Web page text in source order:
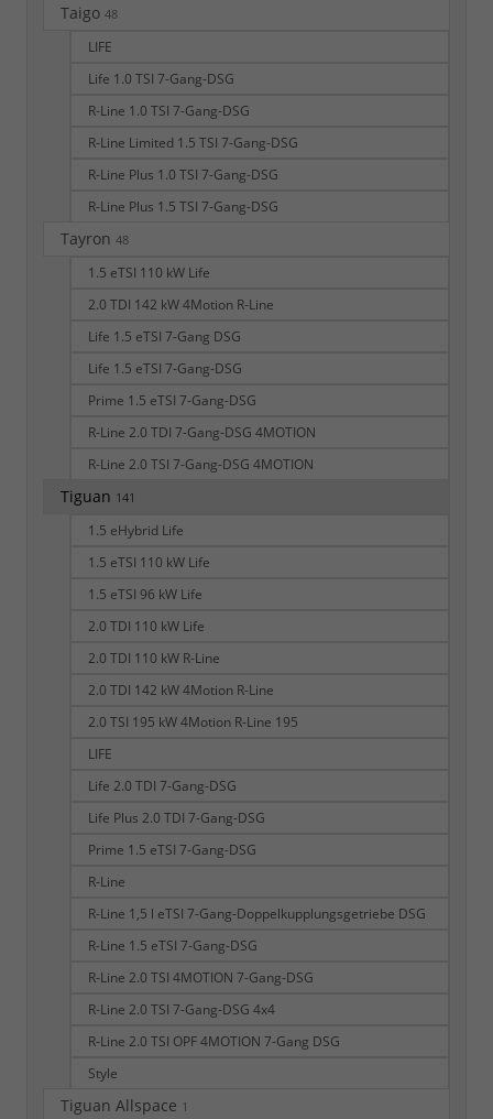
Taigo 48
LIFE
Life 1.0 TSI 7-Gang-DSG
R-Line 1.0 TSI 7-Gang-DSG
R-Line Limited 1.5 TSI 7-Gang-DSG
R-Line Plus 1.0 TSI 7-Gang-DSG
R-Line Plus 1.5 TSI 7-Gang-DSG
Tayron 48
1.5 eTSI 110 kW Life
2.0 TDI 142 kW 4Motion R-Line
Life 1.5 eTSI 7-Gang DSG
Life 1.5 eTSI 7-Gang-DSG
Prime 1.5 eTSI 7-Gang-DSG
R-Line 2.0 TDI 7-Gang-DSG 4MOTION
R-Line 2.0 TSI 7-Gang-DSG 4MOTION
Tiguan 141
1.5 eHybrid Life
1.5 eTSI 110 kW Life
1.5 eTSI 96 kW Life
2.0 TDI 110 kW Life
2.0 TDI 110 kW R-Line
2.0 TDI 142 kW 4Motion R-Line
2.0 TSI 195 kW 4Motion R-Line 195
LIFE
Life 2.0 TDI 7-Gang-DSG
Life Plus 2.0 TDI 7-Gang-DSG
Prime 1.5 eTSI 7-Gang-DSG
R-Line
R-Line 1,5 l eTSI 7-Gang-Doppelkupplungsgetriebe DSG
R-Line 1.5 eTSI 7-Gang-DSG
R-Line 2.0 TSI 4MOTION 7-Gang-DSG
R-Line 2.0 TSI 7-Gang-DSG 4x4
R-Line 2.0 TSI OPF 4MOTION 7-Gang DSG
Style
Tiguan Allspace 1